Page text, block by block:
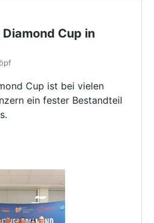
Cup in
Cup ist bei vielen
ein fester Bestandteil